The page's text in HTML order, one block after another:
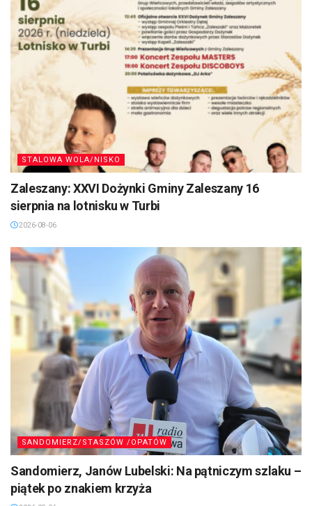
STALOWA WOLA/NISKO
Zaleszany: XXVI Dożynki Gminy Zaleszany 16
sierpnia na lotnisku w Turbi
2026-08-06
SANDOMIERZ/STASZÓW /OPATÓW
Sandomierz, Janów Lubelski: Na pątniczym szlaku –
piątek po znakiem krzyża